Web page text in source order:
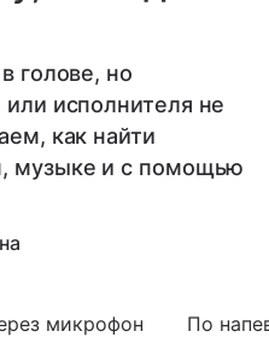
голове, но
исполнителя не
как найти
музыке и с помощью
микрофон По